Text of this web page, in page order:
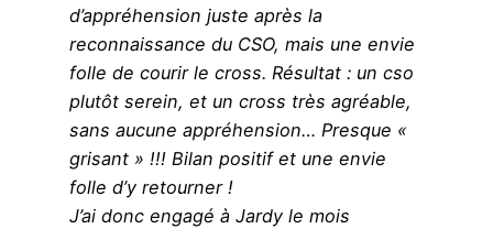
d’appréhension juste après la
reconnaissance du CSO, mais une envie
folle de courir le cross. Résultat : un cso
plutôt serein, et un cross très agréable,
sans aucune appréhension… Presque «
grisant » !!! Bilan positif et une envie
folle d’y retourner !
J’ai donc engagé à Jardy le mois